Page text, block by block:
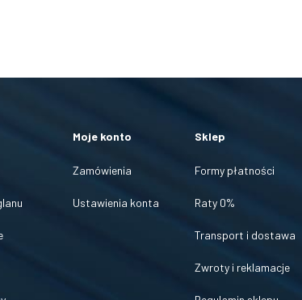
Moje konto
Zamówienia
Ustawienia konta
Sklep
Formy płatności
Raty 0%
Transport i dostawa
Zwroty i reklamacje